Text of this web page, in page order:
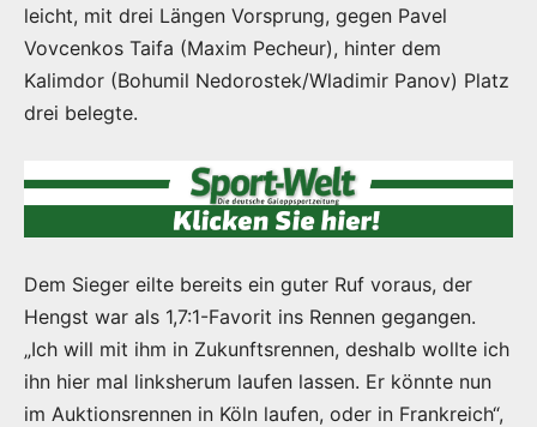
leicht, mit drei Längen Vorsprung, gegen Pavel
Vovcenkos Taifa (Maxim Pecheur), hinter dem
Kalimdor (Bohumil Nedorostek/Wladimir Panov) Platz
drei belegte.
Dem Sieger eilte bereits ein guter Ruf voraus, der
Hengst war als 1,7:1-Favorit ins Rennen gegangen.
„Ich will mit ihm in Zukunftsrennen, deshalb wollte ich
ihn hier mal linksherum laufen lassen. Er könnte nun
im Auktionsrennen in Köln laufen, oder in Frankreich“,